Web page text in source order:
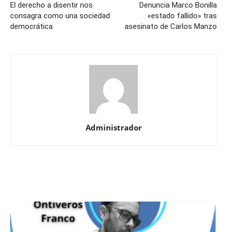
El derecho a disentir nos
consagra como una sociedad
democrática
Denuncia Marco Bonilla
«estado fallido» tras
asesinato de Carlos Manzo
Administrador